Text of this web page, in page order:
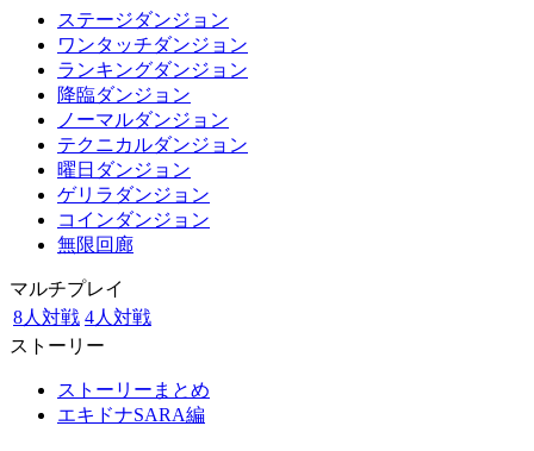
ステージダンジョン
ワンタッチダンジョン
ランキングダンジョン
降臨ダンジョン
ノーマルダンジョン
テクニカルダンジョン
曜日ダンジョン
ゲリラダンジョン
コインダンジョン
無限回廊
マルチプレイ
8人対戦 4人対戦
ストーリー
ストーリーまとめ
エキドナSARA編